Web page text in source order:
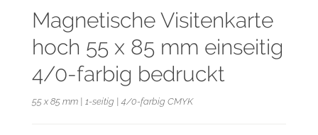
Magnetische Visitenkarte
hoch 55 x 85 mm einseitig
4/0-farbig bedruckt
55 x 85 mm | 1-seitig | 4/0-farbig CMYK